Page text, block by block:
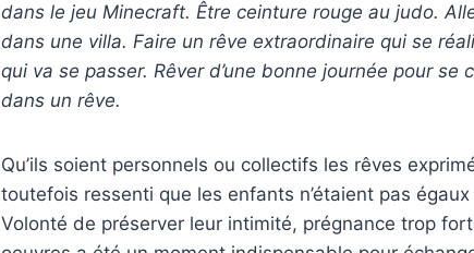
dans le jeu Minecraft. Être ceinture rouge au judo.
dans une villa. Faire un rêve extraordinaire qui se
qui va se passer. Rêver d’une bonne journée pour se
dans un rêve.
Qu’ils soient personnels ou collectifs les rêves
toutefois ressenti que les enfants n’étaient pas
Volonté de préserver leur intimité, prégnance trop